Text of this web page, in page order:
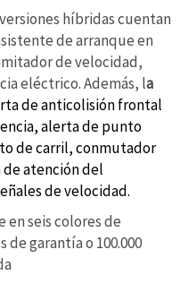
híbridas cuentan
de arranque en
de velocidad,
eléctrico. Además, la
de anticolisión frontal
alerta de punto
de carril, conmutador
atención del
de velocidad.
en seis colores de
de garantía o 100.000